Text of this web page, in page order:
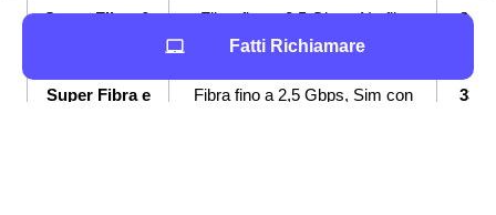
Super Fibra &
Fibra fino a 2,5 Gbps, Netflix
incluso
Super Fibra e
Fibra fino a 2,5 Gbps, Sim con
Fatti Richiamare